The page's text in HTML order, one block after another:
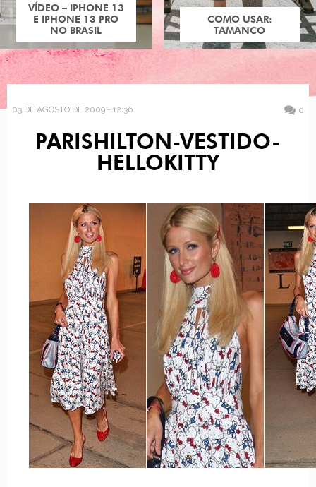
VÍDEO – IPHONE 13
E IPHONE 13 PRO
NO BRASIL
COMO USAR:
TAMANCO
03 DE AGOSTO DE 2009 - 12:36 0
PARISHILTON-VESTIDO-
HELLOKITTY